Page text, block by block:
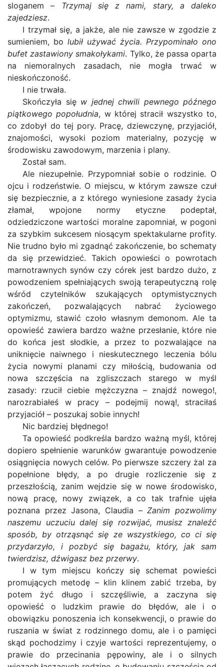
sloganem – Trzymaj się z nami, stary, a daleko
zajedziesz.
I trzymał się, a jakże, ale nie zawsze w zgodzie z
sumieniem, bo lubił używać życia. Przypominało ono
bufet zastawiony smakołykami. Tylko, że passa oparta
na niemoralnych zasadach, nie mogła trwać w
nieskończoność.
I nie trwała.
Skończyła się w jednej chwili pewnego późnego
piątkowego popołudnia, w której stracił wszystko to,
co zdobył do tej pory. Pracę, dziewczynę, przyjaciół,
znajomości, wysoki poziom materialny, pozycję w
środowisku zawodowym, marzenia i plany.
Został sam.
Ale niezupełnie. Przypomniał sobie o rodzinie. O
ojcu i rodzeństwie. O miejscu, w którym zawsze czuł
się bezpiecznie, a z którego wyniesione zasady życia
złamał, wpojone normy etyczne podeptał,
odziedziczone wartości moralne zapomniał, w pogoni
za szybkim sukcesem niosącym spektakularne profity.
Nie trudno było mi zgadnąć zakończenie, bo schematy
da się przewidzieć. Takich opowieści o powrotach
marnotrawnych synów czy córek jest bardzo dużo, z
powodzeniem spełniających swoją terapeutyczną rolę
wśród czytelników szukających optymistycznych
zakończeń, pozwalających nabrać życiowego
optymizmu, stawić czoło własnym demonom. Ale ta
opowieść zawiera bardzo ważne przesłanie, które nie
do końca jest słodkie, a przez to pozwalające na
uniknięcie naiwnego i nieskutecznego leczenia bólu
życia nowymi planami czy miłością, budowania od
nowa szczęścia na zgliszczach starego w myśl
zasady: rzucił ciebie mężczyzna – znajdź nowego!,
narozrabiałeś w pracy – podejmij nową!, straciłaś
przyjaciół – poszukaj sobie innych!
Nic bardziej błędnego!
Ta opowieść podkreśla bardzo ważną myśl, której
dopiero spełnienie warunków gwarantuje powodzenie
osiągnięcia nowych celów. Po pierwsze szczery żal za
popełnione błędy, a po drugie rozliczenie się z
przeszłością, zanim wejdzie się w nowe środowisko,
nową pracę, nowy związek, a co tak trafnie ujęła
poznana przez Jasona, Claudia –Zanim pozwolimy
naszemu uczuciu dalej się rozwijać, musisz znaleźć
sposób, by otrząsnąć się ze wszystkiego, co ci się
przydarzyło, i pozbyć się bagażu, który, jak sam
twierdzisz, dźwigasz bez przerwy.
I w tym miejscu kończy się schemat powieści
promujących metodę – klin klinem zabić trzeba, by
potem żyć długo i szczęśliwie, a zaczyna się
opowieść o ludzkim prawie do błędów, ale i o
obowiązku ponoszenia ich konsekwencji, o prawie do
ruszania w świat z rodzinnego domu, ale i o pamięci
skąd pochodzimy i czyje wartości reprezentujemy, o
prawie do przecinania pępowiny, ale i o silnych